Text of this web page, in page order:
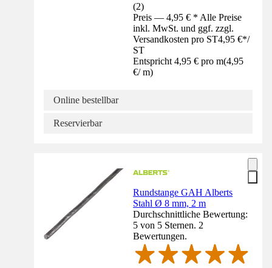
(2)
Preis — 4,95 € * Alle Preise
inkl. MwSt. und ggf. zzgl.
Versandkosten pro ST4,95 €*/
ST
Entspricht 4,95 € pro m(4,95
€/ m)
Online bestellbar
Reservierbar
Rundstange GAH Alberts
Stahl Ø 8 mm, 2 m
Durchschnittliche Bewertung:
5 von 5 Sternen. 2
Bewertungen.